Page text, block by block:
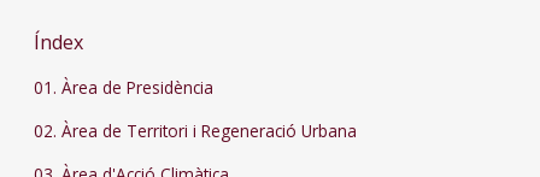
Índex
01. Àrea de Presidència
02. Àrea de Territori i Regeneració Urbana